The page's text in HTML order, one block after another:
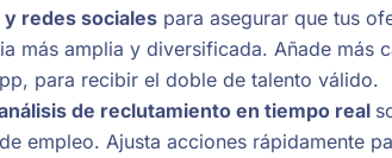
redes sociales para asegurar que tus
más amplia y diversificada. Añade más
para recibir el doble de talento válido.
de reclutamiento en tiempo real
empleo. Ajusta acciones rápidamente